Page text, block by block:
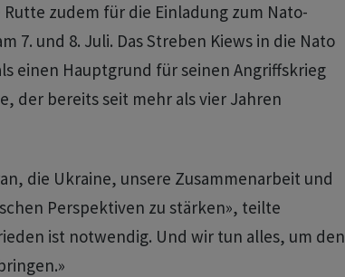
zudem für die Einladung zum Nato-
7. und 8. Juli. Das Streben Kiews in die Nato
einen Hauptgrund für seinen Angriffskrieg
der bereits seit mehr als vier Jahren
die Ukraine, unsere Zusammenarbeit und
Perspektiven zu stärken», teilte
ist notwendig. Und wir tun alles, um den